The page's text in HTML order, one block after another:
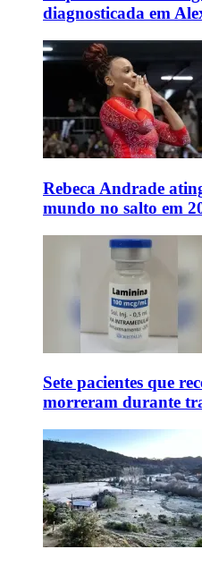
diagnosticada em
Rebeca Andrade
mundo no salto em
Sete pacientes que
morreram durante